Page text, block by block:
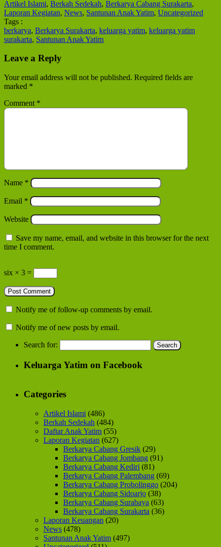
Artikel Islami, Berkah Sedekah, Berkarya Cabang Surakarta,
Laporan Kegiatan, News, Santunan Anak Yatim, Uncategorized
Tags :
berkarya, Berkarya Surakarta, keluarga yatim, keluarga yatim
surakarta, Santunan Anak Yatim
Leave a Reply
Your email address will not be published. Required fields are
marked *
Comment *
Name *
Email *
Website
Save my name, email, and website in this browser for the next
time I comment.
six × 3 =
Notify me of follow-up comments by email.
Notify me of new posts by email.
Search for:
Keluarga Yatim on Facebook
Categories
Artikel Islami (486)
Berkah Sedekah (484)
Daftar Anak Yatim (55)
Laporan Kegiatan (627)
Berkarya Cabang Gresik (29)
Berkarya Cabang Jombang (91)
Berkarya Cabang Kediri (81)
Berkarya Cabang Palembang (69)
Berkarya Cabang Probolinggo (204)
Berkarya Cabang Sidoarjo (38)
Berkarya Cabang Surabaya (63)
Berkarya Cabang Surakarta (36)
Laporan Keuangan (20)
News (478)
Santunan Anak Yatim (497)